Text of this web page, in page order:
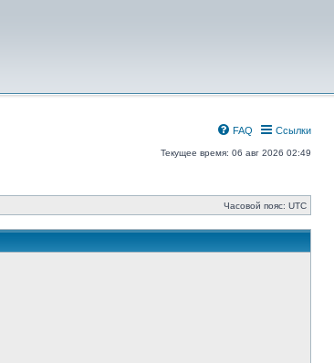
Ссылки
FAQ
Текущее время: 06 авг 2026 02:49
Часовой пояс: UTC